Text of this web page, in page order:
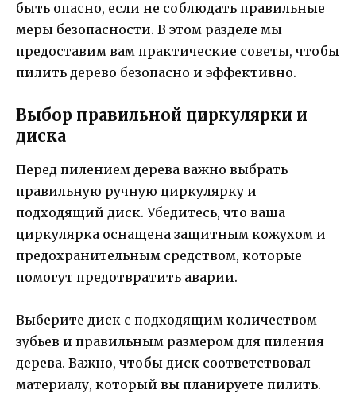
быть опасно, если не соблюдать правильные
меры безопасности. В этом разделе мы
предоставим вам практические советы, чтобы
пилить дерево безопасно и эффективно.
Выбор правильной циркулярки и
диска
Перед пилением дерева важно выбрать
правильную ручную циркулярку и
подходящий диск. Убедитесь, что ваша
циркулярка оснащена защитным кожухом и
предохранительным средством, которые
помогут предотвратить аварии.
Выберите диск с подходящим количеством
зубьев и правильным размером для пиления
дерева. Важно, чтобы диск соответствовал
материалу, который вы планируете пилить.